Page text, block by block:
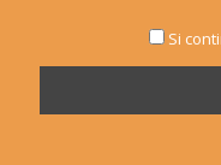
Si